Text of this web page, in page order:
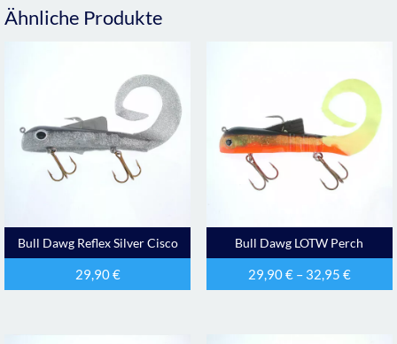
Ähnliche Produkte
Bull Dawg Reflex Silver Cisco
29,90€
Bull Dawg LOTW Perch
29,90€– 32,95 €